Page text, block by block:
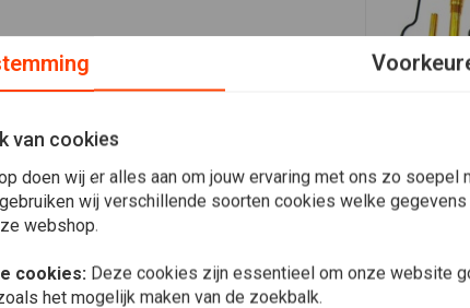
een set 8 - 10 onderdelen.
Plaats ook een review In
MCU
Honda
van cookies
doen wij er alles aan om jouw ervaring met ons zo soepel
wij verschillende soorten cookies welke
webshop.
cookies: Deze cookies zijn essentieel om onze website
het mogelijk maken van de zoekbalk.